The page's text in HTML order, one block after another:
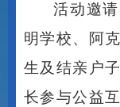
活动邀
明学校、阿
生及结亲户
长参与公益